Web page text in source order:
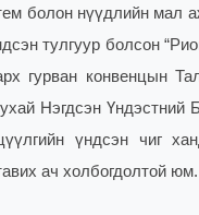
болон нүүдлийн мал
тулгуур болсон
гурван конвенцын
Нэгдсэн Үндэстний
үндсэн чиг
ач холбогдолтой юм.